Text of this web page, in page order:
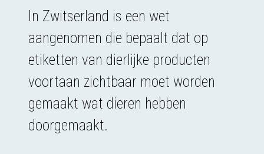
In Zwitserland is een wet
aangenomen die bepaalt dat op
etiketten van dierlijke producten
voortaan zichtbaar moet worden
gemaakt wat dieren hebben
doorgemaakt.